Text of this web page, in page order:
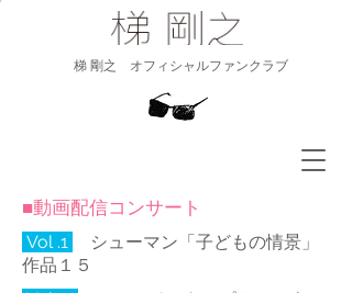
​梯 剛之 オフィシャルファンクラブ
■動画配信コンサート
Vol .1
シューマン「子どもの情景」
作品１５